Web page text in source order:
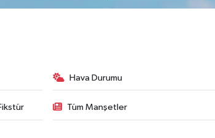
Hava Durumu
Tüm Manşetler